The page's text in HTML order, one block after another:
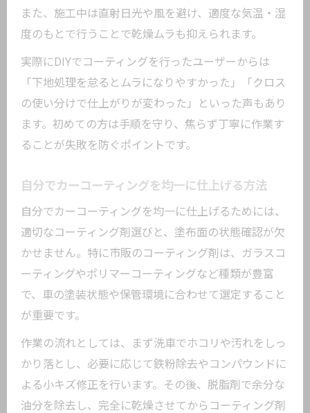
また、施工中は直射日光や風を避け、適度な気温・湿
度のもとで行うことで乾燥ムラも抑えられます。
実際にDIYでコーティングを行ったユーザーからは
「下地処理を怠るとムラになりやすかった」「クロス
の使い分けで仕上がりが変わった」といった声もあり
ます。初めての方は手順を守り、焦らず丁寧に作業す
ることが失敗を防ぐポイントです。
自分でカーコーティングを均一に仕上げる方法
自分でカーコーティングを均一に仕上げるためには、
適切なコーティング剤選びと、塗布面の状態確認が欠
かせません。特に市販のコーティング剤は、ガラスコ
ーティングやポリマーコーティングなど種類が豊富
で、車の塗装状態や保管環境に合わせて選定すること
が重要です。
作業の流れとしては、まず洗車でホコリや汚れをしっ
かり落とし、必要に応じて鉄粉除去やコンパウンドに
よる小キズ修正を行います。その後、脱脂剤で余分な
油分を除去し、完全に乾燥させてからコーティング剤